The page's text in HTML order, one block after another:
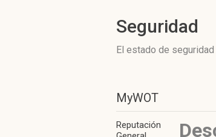
Seguridad
El estado de
MyWOT
Reputación